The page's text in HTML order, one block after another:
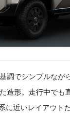
調でシンプルなが
造形。走行中でも
に近いレイアウト